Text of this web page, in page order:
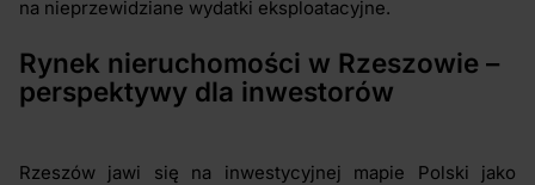
na nieprzewidziane wydatki eksploatacyjne.
Rynek nieruchomości w Rzeszowie –
perspektywy dla inwestorów
Rzeszów jawi się na inwestycyjnej mapie Polski jako